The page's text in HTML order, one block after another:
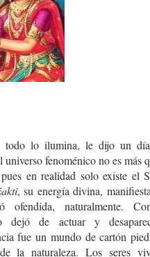
todo lo ilumina, le dijo un
fenoménico no es más
en realidad solo existe el
, su energía divina,
naturalmente.
dejó de actuar y
fue un mundo de cartón
la naturaleza. Los seres